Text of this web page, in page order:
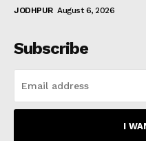
JODHPUR August 6, 2026
Subscribe
I